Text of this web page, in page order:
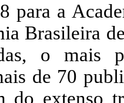
para a
Brasileira
o mais
de 70
do extenso